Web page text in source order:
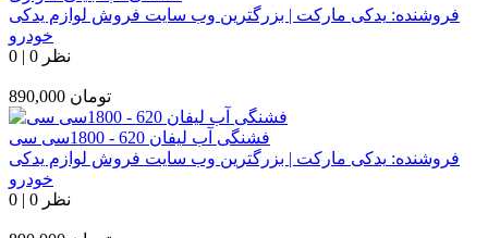
فروشنده: یدکی مارکت | بزرگترین وب سایت فروش لوازم یدکی
خودرو
0 | 0 نظر
890,000 تومان
فشنگی آب لیفان 620 - 1800سی سی
فروشنده: یدکی مارکت | بزرگترین وب سایت فروش لوازم یدکی
خودرو
0 | 0 نظر